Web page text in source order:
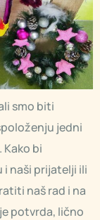
smo biti
jedni
bi
i naši prijatelji ili
naš rad i na
potvrda, lično